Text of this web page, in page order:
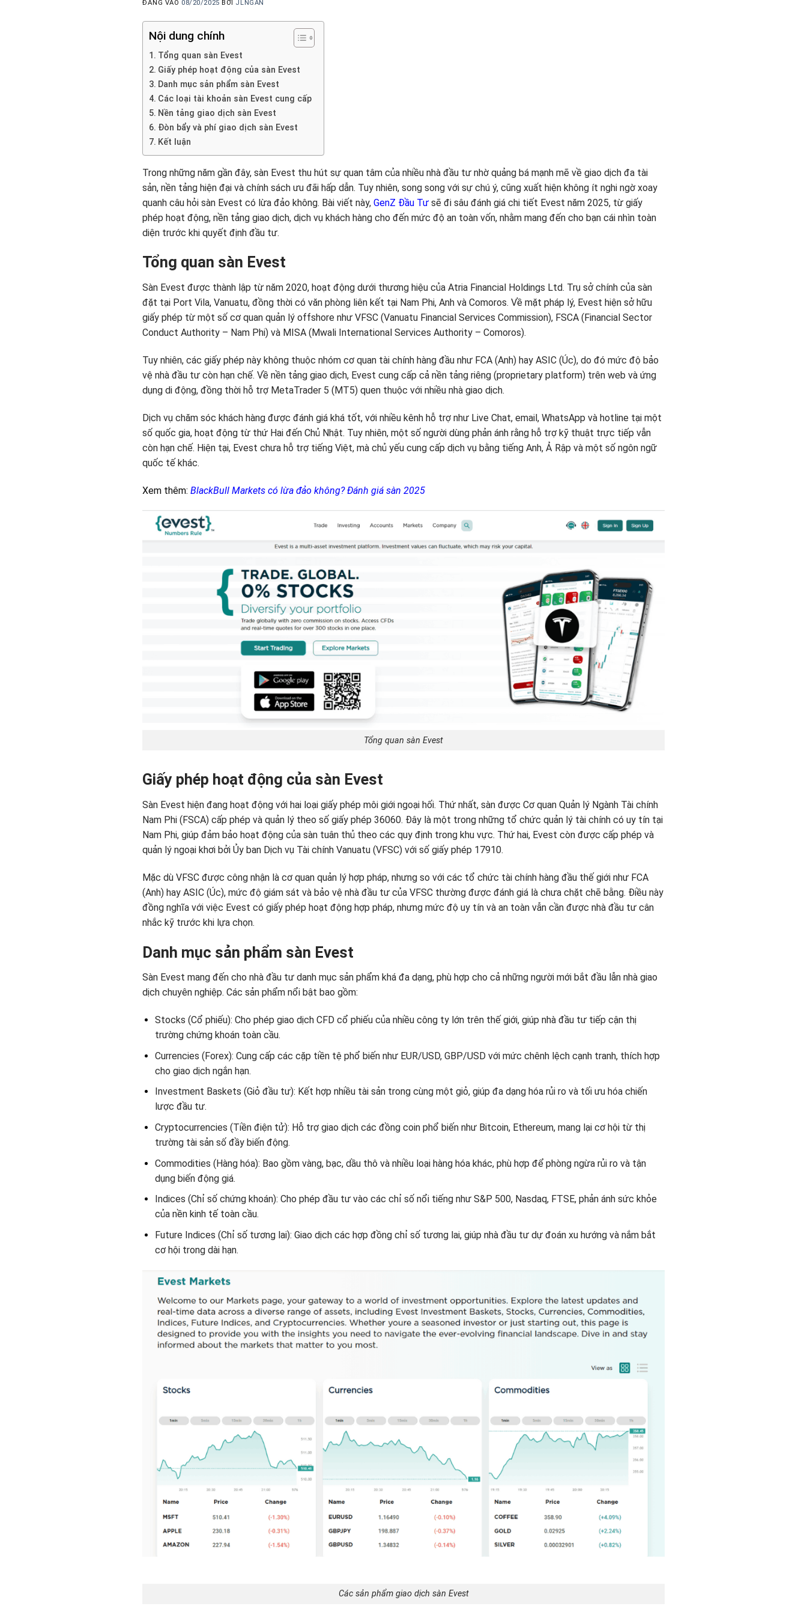
ĐĂNG VÀO 08/20/2025 BỞI JLNGAN
Nội dung chính
Tổng quan sàn Evest
Giấy phép hoạt động của sàn Evest
Danh mục sản phẩm sàn Evest
Các loại tài khoản sàn Evest cung cấp
Nền tảng giao dịch sàn Evest
Đòn bẩy và phí giao dịch sàn Evest
Kết luận
Trong những năm gần đây, sàn Evest thu hút sự quan tâm của nhiều nhà đầu tư nhờ quảng bá mạnh mẽ về giao dịch đa tài
sản, nền tảng hiện đại và chính sách ưu đãi hấp dẫn. Tuy nhiên, song song với sự chú ý, cũng xuất hiện không ít nghi ngờ xoay
quanh câu hỏi sàn Evest có lừa đảo không. Bài viết này, GenZ Đầu Tư sẽ đi sâu đánh giá chi tiết Evest năm 2025, từ giấy
phép hoạt động, nền tảng giao dịch, dịch vụ khách hàng cho đến mức độ an toàn vốn, nhằm mang đến cho bạn cái nhìn toàn
diện trước khi quyết định đầu tư.
Tổng quan sàn Evest
Sàn Evest được thành lập từ năm 2020, hoạt động dưới thương hiệu của Atria Financial Holdings Ltd. Trụ sở chính của sàn
đặt tại Port Vila, Vanuatu, đồng thời có văn phòng liên kết tại Nam Phi, Anh và Comoros. Về mặt pháp lý, Evest hiện sở hữu
giấy phép từ một số cơ quan quản lý offshore như VFSC (Vanuatu Financial Services Commission), FSCA (Financial Sector
Conduct Authority – Nam Phi) và MISA (Mwali International Services Authority – Comoros).
Tuy nhiên, các giấy phép này không thuộc nhóm cơ quan tài chính hàng đầu như FCA (Anh) hay ASIC (Úc), do đó mức độ bảo
vệ nhà đầu tư còn hạn chế. Về nền tảng giao dịch, Evest cung cấp cả nền tảng riêng (proprietary platform) trên web và ứng
dụng di động, đồng thời hỗ trợ MetaTrader 5 (MT5) quen thuộc với nhiều nhà giao dịch.
Dịch vụ chăm sóc khách hàng được đánh giá khá tốt, với nhiều kênh hỗ trợ như Live Chat, email, WhatsApp và hotline tại một
số quốc gia, hoạt động từ thứ Hai đến Chủ Nhật. Tuy nhiên, một số người dùng phản ánh rằng hỗ trợ kỹ thuật trực tiếp vẫn
còn hạn chế. Hiện tại, Evest chưa hỗ trợ tiếng Việt, mà chủ yếu cung cấp dịch vụ bằng tiếng Anh, Ả Rập và một số ngôn ngữ
quốc tế khác.
Xem thêm: BlackBull Markets có lừa đảo không? Đánh giá sàn 2025
Tổng quan sàn Evest
Giấy phép hoạt động của sàn Evest
Sàn Evest hiện đang hoạt động với hai loại giấy phép môi giới ngoại hối. Thứ nhất, sàn được Cơ quan Quản lý Ngành Tài chính
Nam Phi (FSCA) cấp phép và quản lý theo số giấy phép 36060. Đây là một trong những tổ chức quản lý tài chính có uy tín tại
Nam Phi, giúp đảm bảo hoạt động của sàn tuân thủ theo các quy định trong khu vực. Thứ hai, Evest còn được cấp phép và
quản lý ngoại khơi bởi Ủy ban Dịch vụ Tài chính Vanuatu (VFSC) với số giấy phép 17910.
Mặc dù VFSC được công nhận là cơ quan quản lý hợp pháp, nhưng so với các tổ chức tài chính hàng đầu thế giới như FCA
(Anh) hay ASIC (Úc), mức độ giám sát và bảo vệ nhà đầu tư của VFSC thường được đánh giá là chưa chặt chẽ bằng. Điều này
đồng nghĩa với việc Evest có giấy phép hoạt động hợp pháp, nhưng mức độ uy tín và an toàn vẫn cần được nhà đầu tư cân
nhắc kỹ trước khi lựa chọn.
Danh mục sản phẩm sàn Evest
Sàn Evest mang đến cho nhà đầu tư danh mục sản phẩm khá đa dạng, phù hợp cho cả những người mới bắt đầu lẫn nhà giao
dịch chuyên nghiệp. Các sản phẩm nổi bật bao gồm:
Stocks (Cổ phiếu): Cho phép giao dịch CFD cổ phiếu của nhiều công ty lớn trên thế giới, giúp nhà đầu tư tiếp cận thị
trường chứng khoán toàn cầu.
Currencies (Forex): Cung cấp các cặp tiền tệ phổ biến như EUR/USD, GBP/USD với mức chênh lệch cạnh tranh, thích hợp
cho giao dịch ngắn hạn.
Investment Baskets (Giỏ đầu tư): Kết hợp nhiều tài sản trong cùng một giỏ, giúp đa dạng hóa rủi ro và tối ưu hóa chiến
lược đầu tư.
Cryptocurrencies (Tiền điện tử): Hỗ trợ giao dịch các đồng coin phổ biến như Bitcoin, Ethereum, mang lại cơ hội từ thị
trường tài sản số đầy biến động.
Commodities (Hàng hóa): Bao gồm vàng, bạc, dầu thô và nhiều loại hàng hóa khác, phù hợp để phòng ngừa rủi ro và tận
dụng biến động giá.
Indices (Chỉ số chứng khoán): Cho phép đầu tư vào các chỉ số nổi tiếng như S&P 500, Nasdaq, FTSE, phản ánh sức khỏe
của nền kinh tế toàn cầu.
Future Indices (Chỉ số tương lai): Giao dịch các hợp đồng chỉ số tương lai, giúp nhà đầu tư dự đoán xu hướng và nắm bắt
cơ hội trong dài hạn.
Các sản phẩm giao dịch sàn Evest